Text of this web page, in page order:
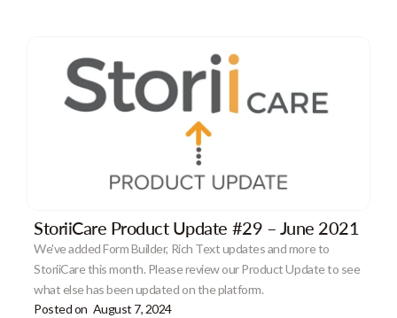
StoriiCare Product Update #29 – June 2021
We've added Form Builder, Rich Text updates and more to
StoriiCare this month. Please review our Product Update to see
what else has been updated on the platform.
Posted on August 7, 2024